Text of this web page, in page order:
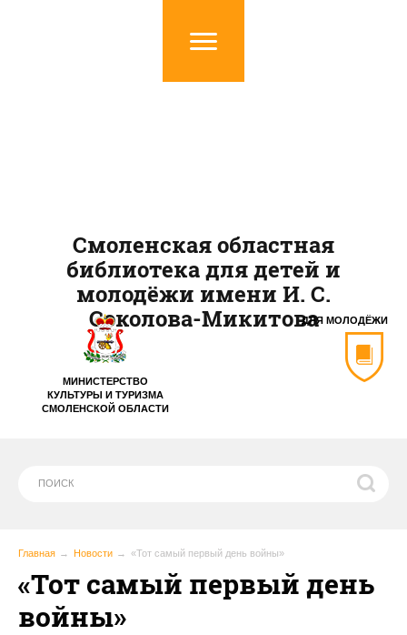
МИНИСТЕРСТВО
КУЛЬТУРЫ И ТУРИЗМА
СМОЛЕНСКОЙ ОБЛАСТИ
ДЛЯ МОЛОДЁЖИ
Смоленская областная
библиотека для детей и
молодёжи имени И. С.
Соколова-Микитова
Главная Новости «Тот самый первый день войны»
«Тот самый первый день
войны»